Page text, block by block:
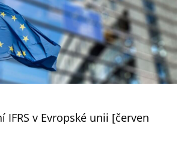
IFRS v Evropské unii [červen